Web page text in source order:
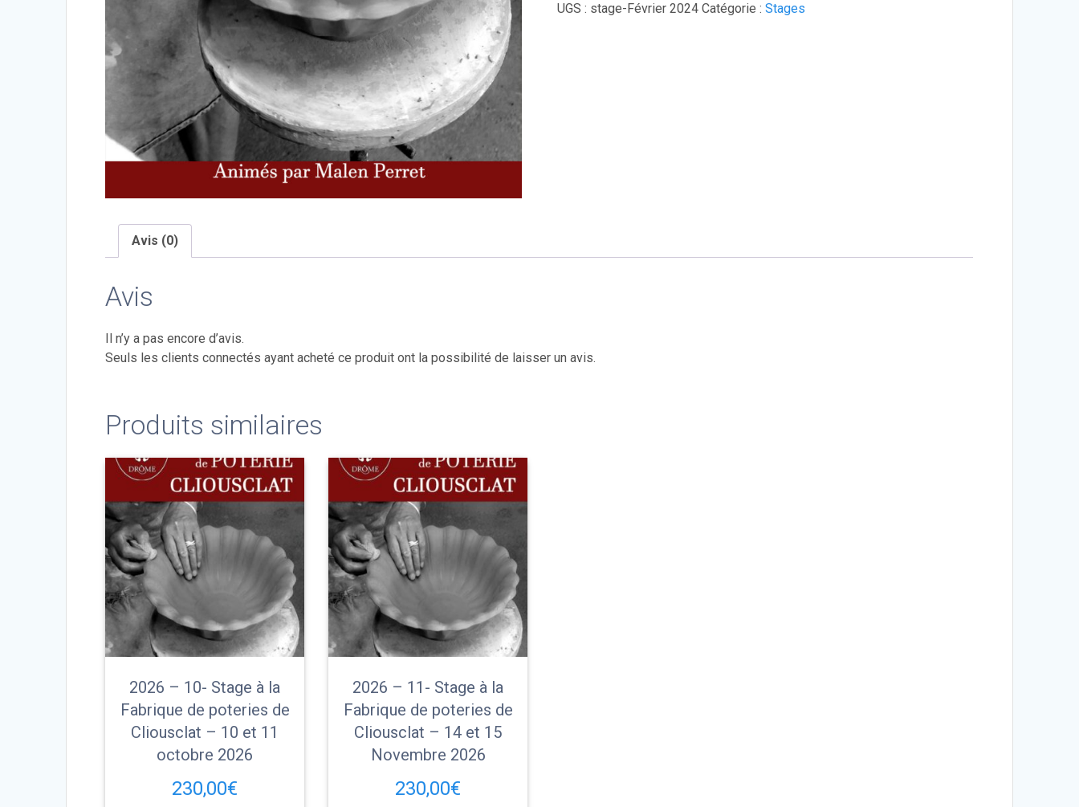
UGS : stage-Février 2024 Catégorie : Stages
Avis (0)
Avis
Il n’y a pas encore d’avis.
Seuls les clients connectés ayant acheté ce produit ont la possibilité de laisser un avis.
Produits similaires
2026 – 10- Stage à la
Fabrique de poteries de
Cliousclat – 10 et 11
octobre 2026
230,00€
2026 – 11- Stage à la
Fabrique de poteries de
Cliousclat – 14 et 15
Novembre 2026
230,00€